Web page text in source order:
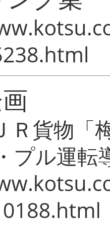
貨物「
プル運転